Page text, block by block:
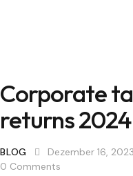
Corporate
returns 2024
BLOG Dezember 16, 2023
0 Comments